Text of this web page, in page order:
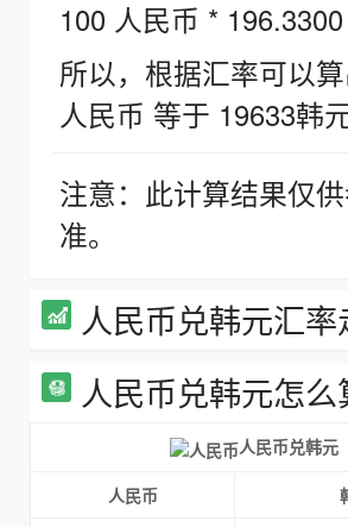
100 人民币 *
所以，根据汇率可以
人民币 等于 19633韩
注意：此计算结果仅
准。
人民币兑韩元汇率
人民币兑韩元怎么
人民币兑韩元
人民币